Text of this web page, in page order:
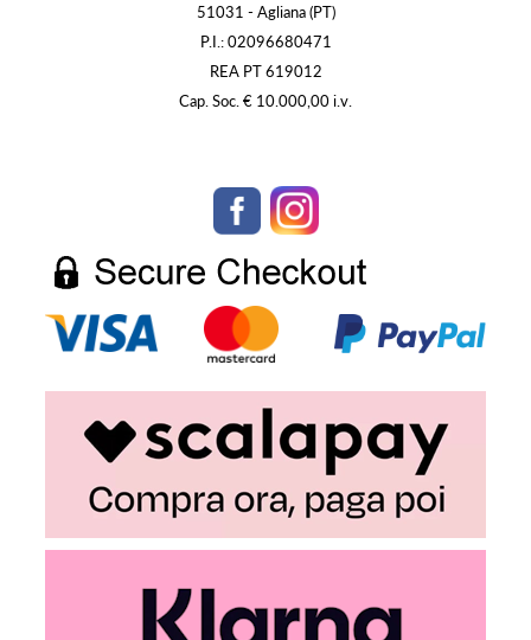
51031 - Agliana (PT)
P.I.: 02096680471
REA PT 619012
Cap. Soc. € 10.000,00 i.v.